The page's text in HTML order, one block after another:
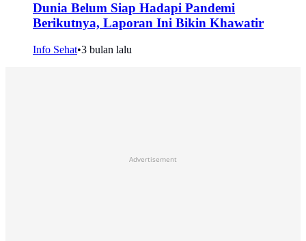
Dunia Belum Siap Hadapi Pandemi
Berikutnya, Laporan Ini Bikin Khawatir
Info Sehat•3 bulan lalu
Advertisement